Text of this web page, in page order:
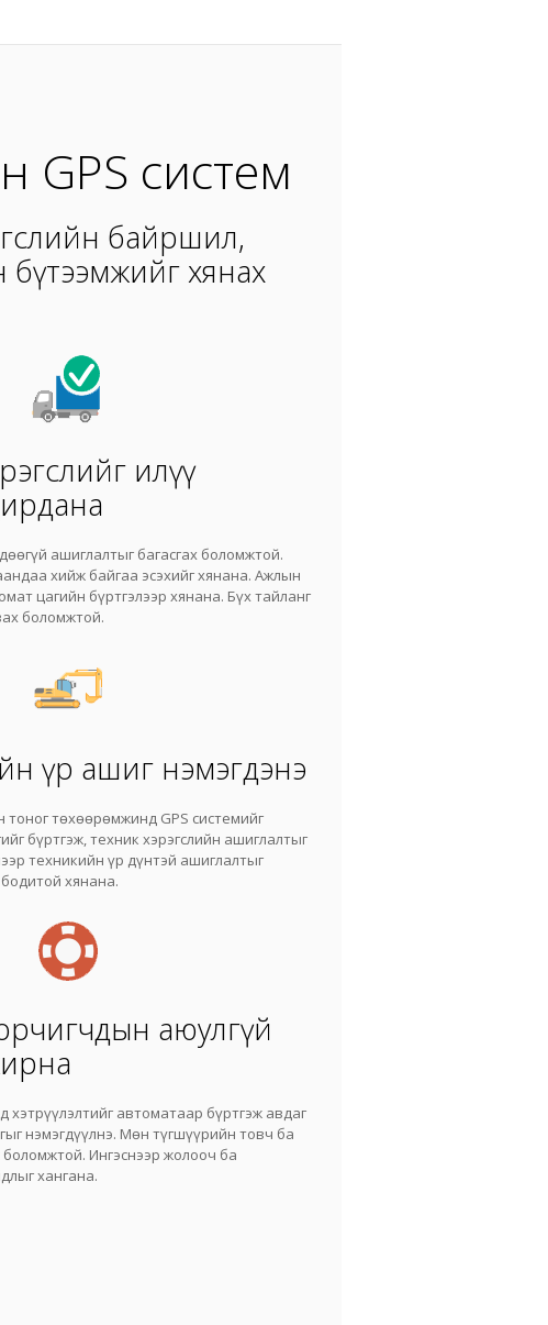
GPS систем
байршил,
бүтээмжийг хянах
илүү
ашиглалтыг багасгах боломжтой.
хийж байгаа эсэхийг хянана. Ажлын
цагийн бүртгэлээр хянана. Бүх тайланг
боломжтой.
үр ашиг нэмэгдэнэ
тоног төхөөрөмжинд GPS системийг
бүртгэж, техник хэрэгслийн ашиглалтыг
техникийн үр дүнтэй ашиглалтыг
хянана.
аюулгүй
хэтрүүлэлтийг автоматаар бүртгэж авдаг
нэмэгдүүлнэ. Мөн түгшүүрийн товч ба
Ингэснээр жолооч ба
хангана.